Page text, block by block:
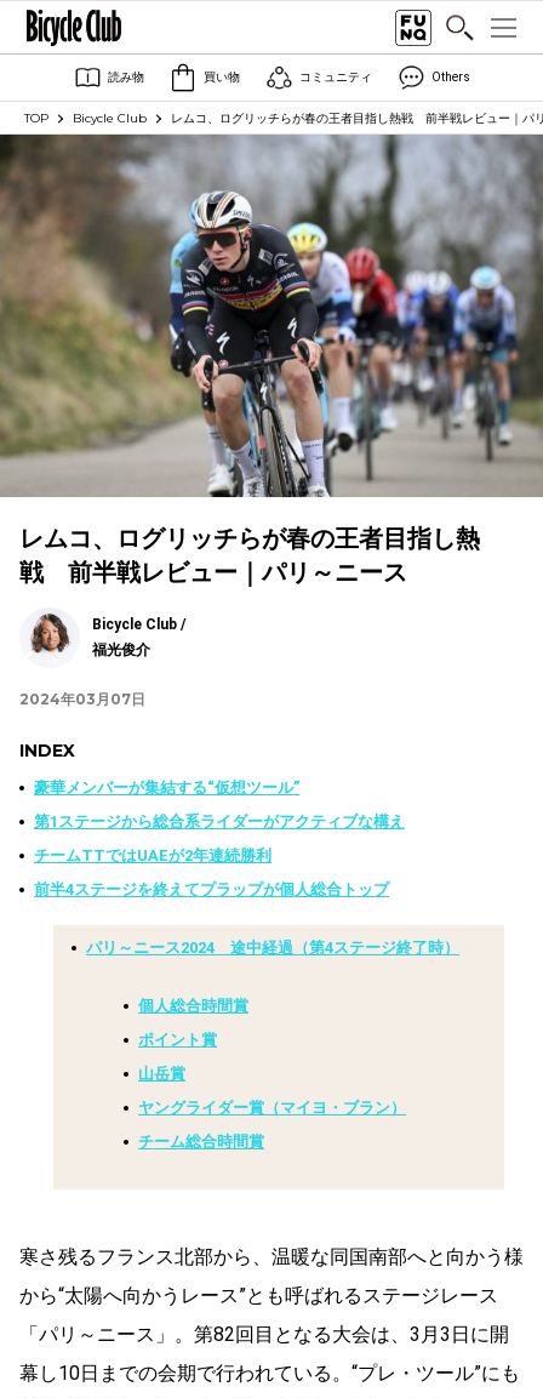
読み物 買い物 コミュニティ Others
TOP Bicycle Club レムコ、ログリッチらが春の王者目指し熱戦 前半戦レビュー｜パ
レムコ、ログリッチらが春の王者目指し熱
戦 前半戦レビュー｜パリ～ニース
Bicycle Club /
福光俊介
2024年03月07日
INDEX
豪華メンバーが集結する“仮想ツール”
第1ステージから総合系ライダーがアクティブな構え
チームTTではUAEが2年連続勝利
前半4ステージを終えてプラップが個人総合トップ
パリ～ニース2024 途中経過（第4ステージ終了時）
個人総合時間賞
ポイント賞
山岳賞
ヤングライダー賞（マイヨ・ブラン）
チーム総合時間賞
寒さ残るフランス北部から、温暖な同国南部へと向かう様
から“太陽へ向かうレース”とも呼ばれるステージレース
「パリ～ニース」。第82回目となる大会は、3月3日に開
幕し10日までの会期で行われている。“プレ・ツール”にも